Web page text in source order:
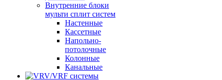
Внутренние блоки
мульти сплит систем
Настенные
Кассетные
Напольно-
потолочные
Колонные
Канальные